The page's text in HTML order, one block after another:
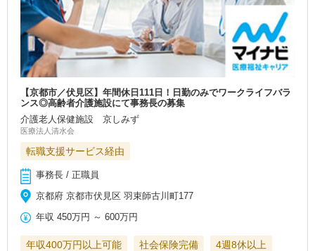
【京都市／伏見区】年間休日111日！日勤のみでワークライフバラ
ンス◎高齢者介護施設にて事務長の募集
介護老人保健施設 京しみず
医療法人清水会
転職支援サービス経由
事務長 / 正職員
京都府 京都市伏見区 羽束師古川町177
年収 450万円 ～600万円
年収400万円以上可能 社会保険完備
4週8休以上